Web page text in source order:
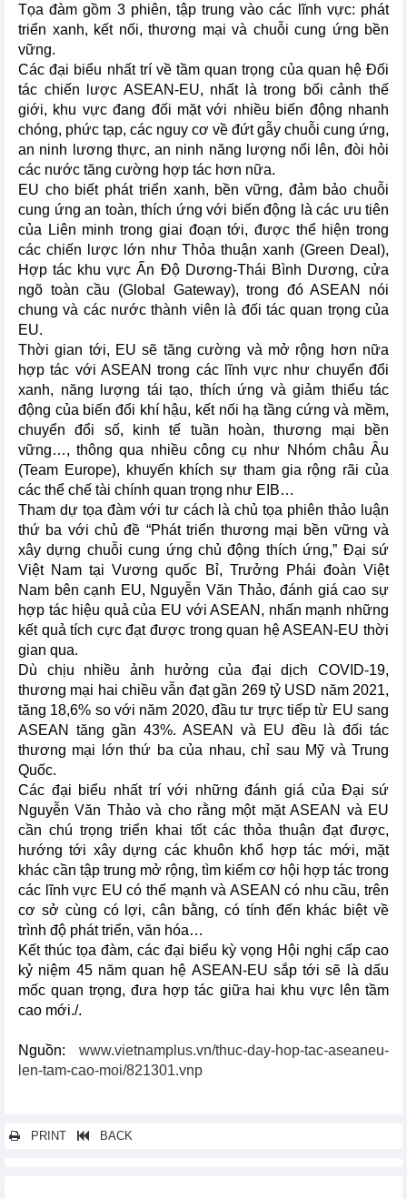
Tọa đàm gồm 3 phiên, tập trung vào các lĩnh vực: phát
triển xanh, kết nối, thương mại và chuỗi cung ứng bền
vững.
Các đại biểu nhất trí về tầm quan trọng của quan hệ Đối
tác chiến lược ASEAN-EU, nhất là trong bối cảnh thế
giới, khu vực đang đối mặt với nhiều biến động nhanh
chóng, phức tạp, các nguy cơ về đứt gẫy chuỗi cung ứng,
an ninh lương thực, an ninh năng lượng nổi lên, đòi hỏi
các nước tăng cường hợp tác hơn nữa.
EU cho biết phát triển xanh, bền vững, đảm bảo chuỗi
cung ứng an toàn, thích ứng với biến động là các ưu tiên
của Liên minh trong giai đoạn tới, được thể hiện trong
các chiến lược lớn như Thỏa thuận xanh (Green Deal),
Hợp tác khu vực Ấn Độ Dương-Thái Bình Dương, cửa
ngõ toàn cầu (Global Gateway), trong đó ASEAN nói
chung và các nước thành viên là đối tác quan trọng của
EU.
Thời gian tới, EU sẽ tăng cường và mở rộng hơn nữa
hợp tác với ASEAN trong các lĩnh vực như chuyển đổi
xanh, năng lượng tái tạo, thích ứng và giảm thiểu tác
động của biến đổi khí hậu, kết nối hạ tầng cứng và mềm,
chuyển đổi số, kinh tế tuần hoàn, thương mại bền
vững…, thông qua nhiều công cụ như Nhóm châu Âu
(Team Europe), khuyến khích sự tham gia rộng rãi của
các thể chế tài chính quan trọng như EIB…
Tham dự tọa đàm với tư cách là chủ tọa phiên thảo luận
thứ ba với chủ đề “Phát triển thương mại bền vững và
xây dựng chuỗi cung ứng chủ động thích ứng,” Đại sứ
Việt Nam tại Vương quốc Bỉ, Trưởng Phái đoàn Việt
Nam bên cạnh EU, Nguyễn Văn Thảo, đánh giá cao sự
hợp tác hiệu quả của EU với ASEAN, nhấn mạnh những
kết quả tích cực đạt được trong quan hệ ASEAN-EU thời
gian qua.
Dù chịu nhiều ảnh hưởng của đại dịch COVID-19,
thương mại hai chiều vẫn đạt gần 269 tỷ USD năm 2021,
tăng 18,6% so với năm 2020, đầu tư trực tiếp từ EU sang
ASEAN tăng gần 43%. ASEAN và EU đều là đối tác
thương mại lớn thứ ba của nhau, chỉ sau Mỹ và Trung
Quốc.
Các đại biểu nhất trí với những đánh giá của Đại sứ
Nguyễn Văn Thảo và cho rằng một mặt ASEAN và EU
cần chú trọng triển khai tốt các thỏa thuận đạt được,
hướng tới xây dựng các khuôn khổ hợp tác mới, mặt
khác cần tập trung mở rộng, tìm kiếm cơ hội hợp tác trong
các lĩnh vực EU có thế mạnh và ASEAN có nhu cầu, trên
cơ sở cùng có lợi, cân bằng, có tính đến khác biệt về
trình độ phát triển, văn hóa…
Kết thúc tọa đàm, các đại biểu kỳ vọng Hội nghị cấp cao
kỷ niệm 45 năm quan hệ ASEAN-EU sắp tới sẽ là dấu
mốc quan trọng, đưa hợp tác giữa hai khu vực lên tầm
cao mới./.
Nguồn: www.vietnamplus.vn/thuc-day-hop-tac-aseaneu-
len-tam-cao-moi/821301.vnp
PRINT BACK